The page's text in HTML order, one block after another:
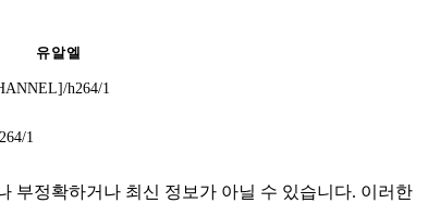
유알엘
h264/1
1
부정확하거나 최신 정보가 아닐 수 있습니다. 이러한